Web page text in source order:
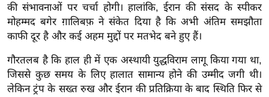
त
यं
ग
इं
डि
या
की संभावनाओं पर चर्चा होगी। हालांकि, ईरान की संसद के स्पीकर
मोहम्मद बगेर ग़ालिबफ़ ने संकेत दिया है कि अभी अंतिम समझौता
काफी दूर है और कई अहम मुद्दों पर मतभेद बने हुए हैं।
गौरतलब है कि हाल ही में एक अस्थायी युद्धविराम लागू किया गया था,
जिससे कुछ समय के लिए हालात सामान्य होने की उम्मीद जगी थी।
लेकिन ट्रंप के सख्त रुख और ईरान की प्रतिक्रिया के बाद स्थिति फिर से